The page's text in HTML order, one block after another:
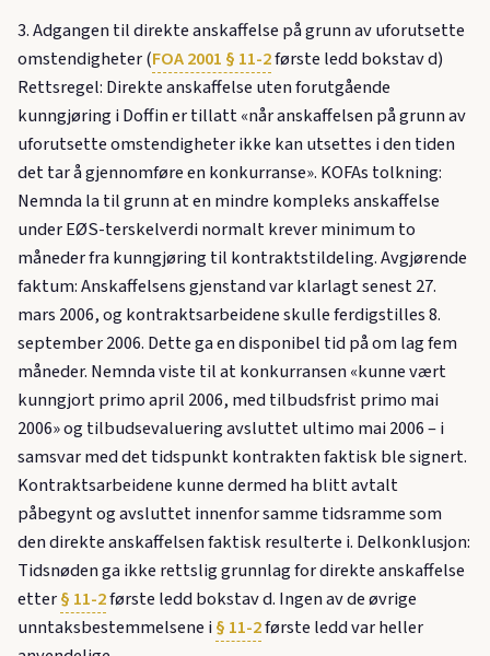
3. Adgangen til direkte anskaffelse på grunn av uforutsette
omstendigheter (FOA 2001 § 11-2første ledd bokstav d)
Rettsregel: Direkte anskaffelse uten forutgående
kunngjøring i Doffin er tillatt «når anskaffelsen på grunn av
uforutsette omstendigheter ikke kan utsettes i den tiden
det tar å gjennomføre en konkurranse». KOFAs tolkning:
Nemnda la til grunn at en mindre kompleks anskaffelse
under EØS-terskelverdi normalt krever minimum to
måneder fra kunngjøring til kontraktstildeling. Avgjørende
faktum: Anskaffelsens gjenstand var klarlagt senest 27.
mars 2006, og kontraktsarbeidene skulle ferdigstilles 8.
september 2006. Dette ga en disponibel tid på om lag fem
måneder. Nemnda viste til at konkurransen «kunne vært
kunngjort primo april 2006, med tilbudsfrist primo mai
2006» og tilbudsevaluering avsluttet ultimo mai 2006 – i
samsvar med det tidspunkt kontrakten faktisk ble signert.
Kontraktsarbeidene kunne dermed ha blitt avtalt
påbegynt og avsluttet innenfor samme tidsramme som
den direkte anskaffelsen faktisk resulterte i. Delkonklusjon:
Tidsnøden ga ikke rettslig grunnlag for direkte anskaffelse
etter§ 11-2første ledd bokstav d. Ingen av de øvrige
unntaksbestemmelsene i§ 11-2første ledd var heller